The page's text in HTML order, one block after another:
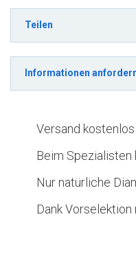
0.40
Karat
H
IF
kaufen
Neuchâtel
liefern
Menge
Teilen
Informationen
Versand
Beim Spezialisten
Nur natürliche
Dank